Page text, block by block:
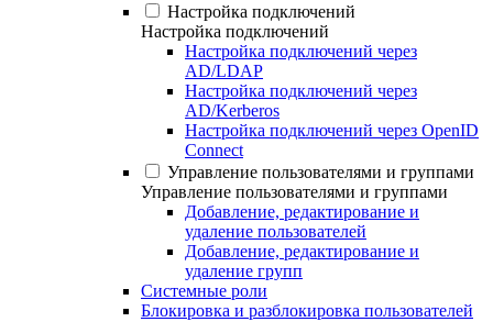
Настройка подключений
Настройка подключений
Настройка подключений через
AD/LDAP
Настройка подключений через
AD/Kerberos
Настройка подключений через OpenID
Connect
Управление пользователями и группами
Управление пользователями и группами
Добавление, редактирование и
удаление пользователей
Добавление, редактирование и
удаление групп
Системные роли
Блокировка и разблокировка пользователей